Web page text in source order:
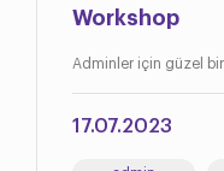
Workshop
Adminler için güzel
17.07.2023